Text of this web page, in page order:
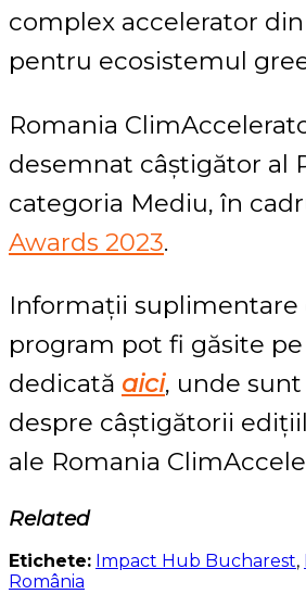
complex accelerator
pentru ecosistemul
Romania
desemnat câștigător al
categoria Mediu, în
Awards 2023.
Informații suplimentare
program pot fi găsite
dedicată aici, unde
despre câștigătorii
ale Romania
Related
Etichete: Impact Hub Bucharest,
România